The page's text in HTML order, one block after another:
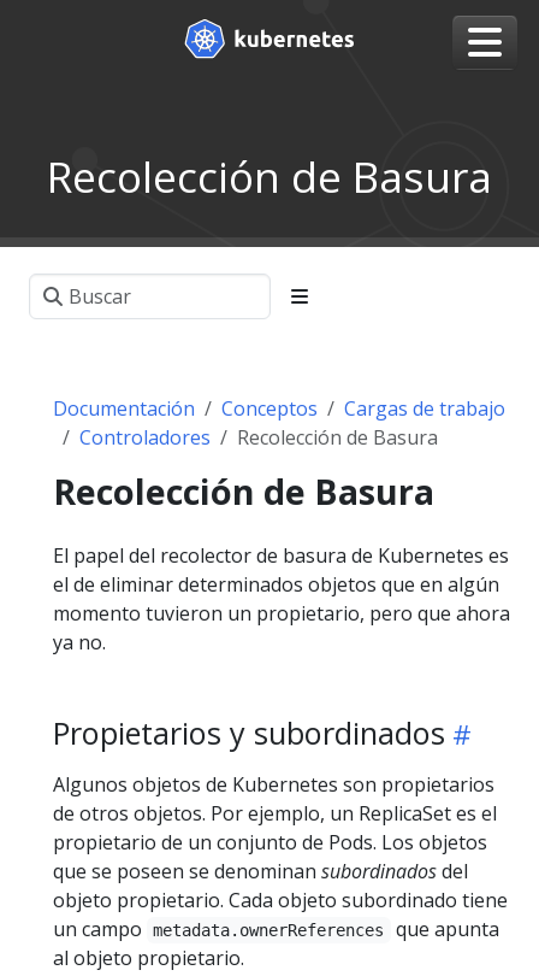
Recolección de Basura
Documentación Conceptos
Cargas de trabajo
Controladores
Recolección de Basura
Recolección de Basura
El papel del recolector de basura de Kubernetes es
el de eliminar determinados objetos que en algún
momento tuvieron un propietario, pero que ahora
ya no.
Propietarios y subordinados
Algunos objetos de Kubernetes son propietarios
de otros objetos. Por ejemplo, un ReplicaSet es el
propietario de un conjunto de Pods. Los objetos
que se poseen se denominan subordinadosdel
objeto propietario. Cada objeto subordinado tiene
un campo
metadata.ownerReferences
que apunta
al objeto propietario.